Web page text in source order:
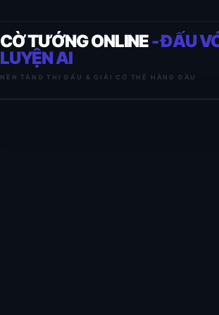
CỜ TƯỚNG ONLINE- ĐẤU
LUYỆN AI
NỀN TẢNG THI ĐẤU & GIẢI CỜ THẾ HÀNG ĐẦU